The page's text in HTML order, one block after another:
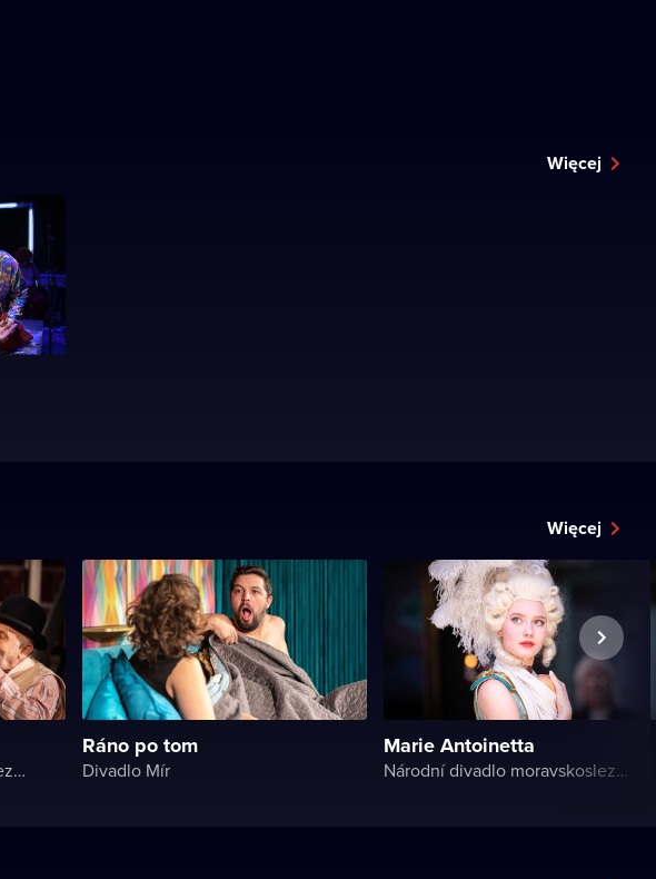
Więcej
Więcej
Národní divadlo moravskoslezské
Ráno po tom
Divadlo Mír
Marie Antoinetta
Národní divadlo moravskoslezské